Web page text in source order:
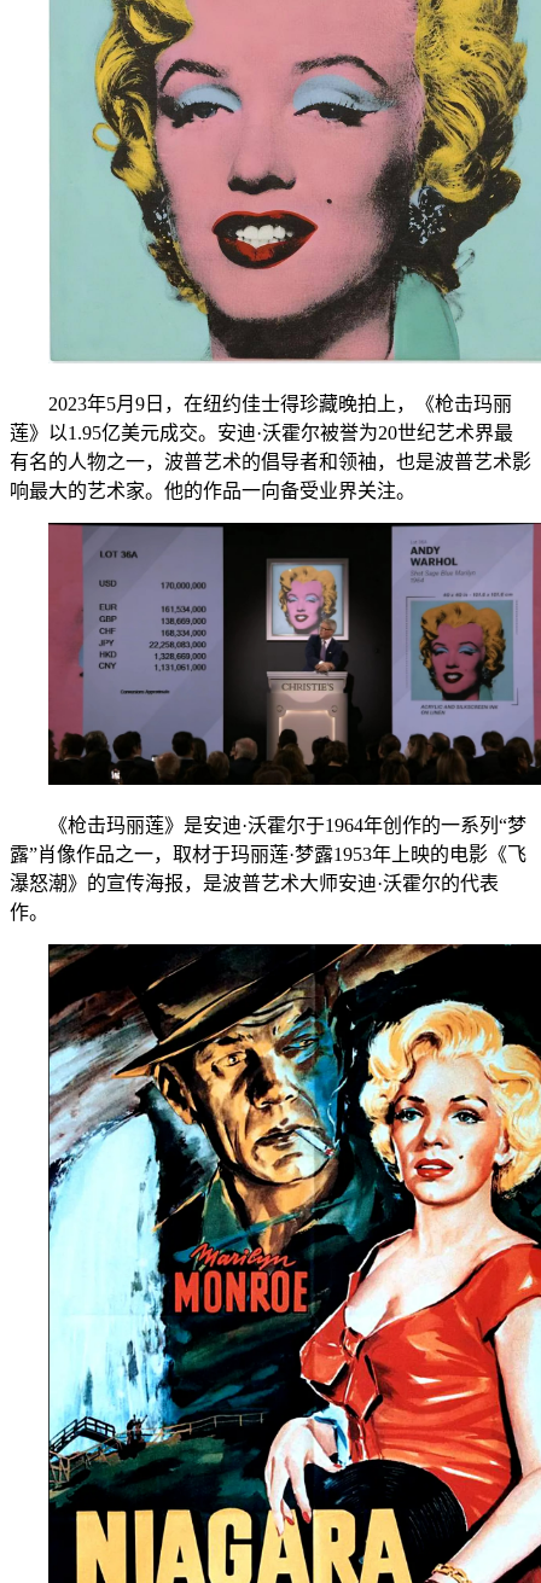
2023年5月9日，在纽约佳士得珍藏晚拍上，《枪击玛丽
莲》以1.95亿美元成交。安迪·沃霍尔被誉为20世纪艺术界最
有名的人物之一，波普艺术的倡导者和领袖，也是波普艺术影
响最大的艺术家。他的作品一向备受业界关注。
《枪击玛丽莲》是安迪·沃霍尔于1964年创作的一系列“梦
露”肖像作品之一，取材于玛丽莲·梦露1953年上映的电影《飞
瀑怒潮》的宣传海报，是波普艺术大师安迪·沃霍尔的代表
作。